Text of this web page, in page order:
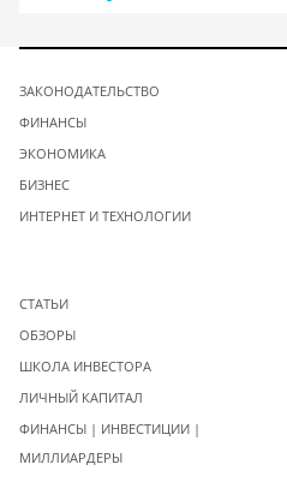
ЗАКОНОДАТЕЛЬСТВО
ФИНАНСЫ
ЭКОНОМИКА
БИЗНЕС
ИНТЕРНЕТ И ТЕХНОЛОГИИ
СТАТЬИ
ОБЗОРЫ
ШКОЛА ИНВЕСТОРА
ЛИЧНЫЙ КАПИТАЛ
ФИНАНСЫ | ИНВЕСТИЦИИ |
МИЛЛИАРДЕРЫ